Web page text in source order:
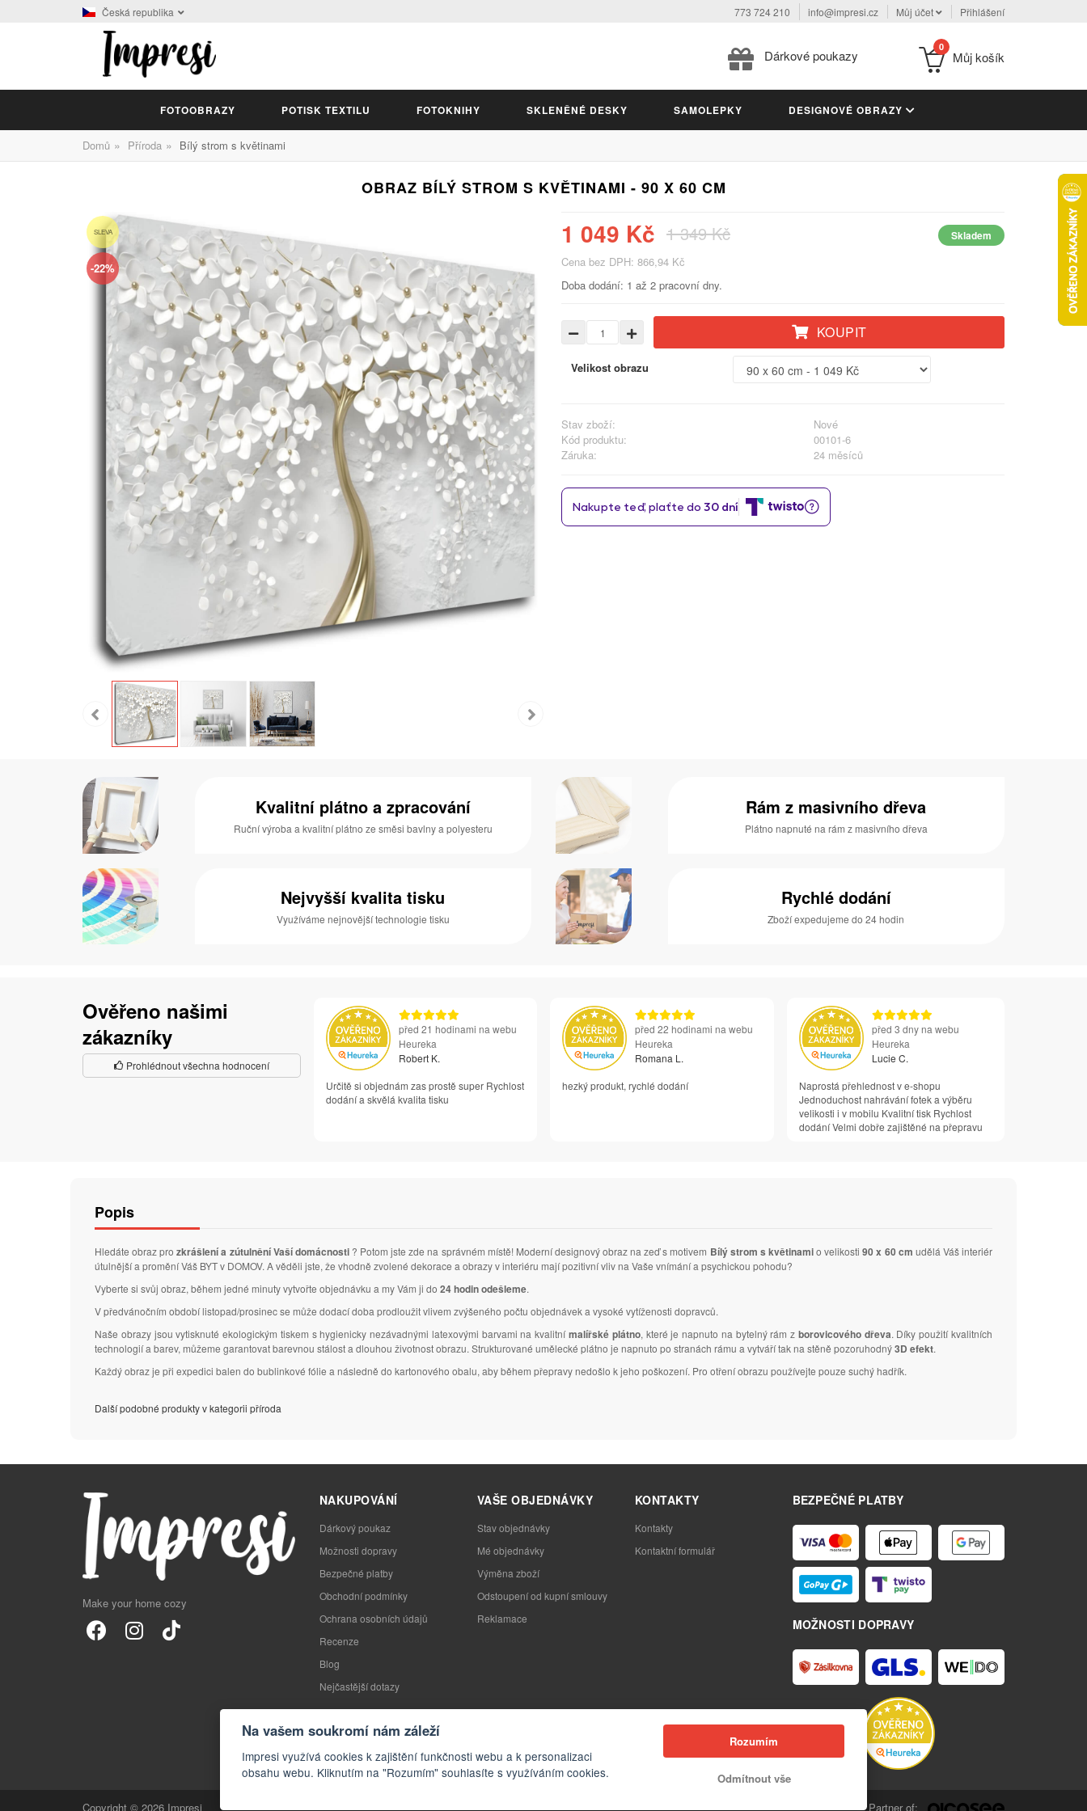
Česká republika 773 724 210 info@impresi.cz Můj účet Přihlášení
Dárkové poukazy
0
Můj košík
FOTOOBRAZY POTISK TEXTILU FOTOKNIHY SKLENĚNÉ DESKY SAMOLEPKY DESIGNOVÉ OBRAZY
Domů » Příroda » Bílý strom s květinami
OBRAZ BÍLÝ STROM S KVĚTINAMI - 90 X 60 CM
SLEVA
-22%
1 049 Kč 1 349 Kč Skladem
Cena bez DPH: 866,94 Kč
Doba dodání: 1 až 2 pracovní dny.
KOUPIT
Velikost obrazu
Stav zboží:
Nové
Kód produktu:
00101-6
Záruka:
24 měsíců
Kvalitní plátno a zpracování
Ruční výroba a kvalitní plátno ze směsi bavlny a polyesteru
Rám z masivního dřeva
Plátno napnuté na rám z masivního dřeva
Nejvyšší kvalita tisku
Využíváme nejnovější technologie tisku
Rychlé dodání
Zboží expedujeme do 24 hodin
Ověřeno našimi
zákazníky
Prohlédnout všechna hodnocení
před 21 hodinami na webu
Heureka
Robert K.
Určitě si objednám zas prostě super Rychlost
dodání a skvělá kvalita tisku
před 22 hodinami na webu
Heureka
Romana L.
hezký produkt, rychlé dodání
před 3 dny na webu
Heureka
Lucie C.
Naprostá přehlednost v e-shopu
Jednoduchost nahrávání fotek a výběru
velikosti i v mobilu Kvalitní tisk Rychlost
dodání Velmi dobře zajištěné na přepravu
Popis
Hledáte obraz prozkrášlení a zútulnění Vaší domácnosti? Potom jste zde na správném místě! Moderní designový obraz na zeď s motivem Bílý strom s květinamio velikosti90 x 60 cm udělá Váš interiér
útulnější a promění Váš BYT v DOMOV. A věděli jste, že vhodně zvolené dekorace a obrazy v interiéru mají pozitivní vliv na Vaše vnímání a psychickou pohodu?
Vyberte si svůj obraz, během jedné minuty vytvořte objednávku a my Vám ji do 24 hodin odešleme.
V předvánočním období listopad/prosinec se může dodací doba prodloužit vlivem zvýšeného počtu objednávek a vysoké vytíženosti dopravců.
Naše obrazy jsou vytisknuté ekologickým tiskem s hygienicky nezávadnými latexovými barvami na kvalitnímalířské plátno, které je napnuto na bytelný rám z borovicového dřeva. Díky použití kvalitních
technologií a barev, můžeme garantovat barevnou stálost a dlouhou životnost obrazu. Strukturované umělecké plátno je napnuto po stranách rámu a vytváří tak na stěně pozoruhodný3D efekt.
Každý obraz je při expedici balen do bublinkové fólie a následně do kartonového obalu, aby během přepravy nedošlo k jeho poškození. Pro otření obrazu používejte pouze suchý hadřík.
Další podobné produkty v kategorii příroda
Make your home cozy
BEZPEČNÉ PLATBY
MOŽNOSTI DOPRAVY
NAKUPOVÁNÍ
Dárkový poukaz
Možnosti dopravy
Bezpečné platby
Obchodní podmínky
Ochrana osobních údajů
Recenze
Blog
Nejčastější dotazy
VAŠE OBJEDNÁVKY
Stav objednávky
Mé objednávky
Výměna zboží
Odstoupení od kupní smlouvy
Reklamace
KONTAKTY
Kontakty
Kontaktní formulář
Copyright © 2026 Impresi Partner of:
Na vašem soukromí nám záleží
Impresi využívá cookies k zajištění funkčnosti webu a k personalizaci
obsahu webu. Kliknutím na "Rozumím" souhlasíte s využíváním cookies.
Rozumím
Odmítnout vše